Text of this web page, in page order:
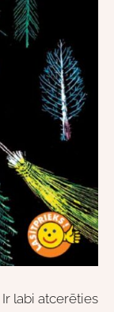
labi atcerēties